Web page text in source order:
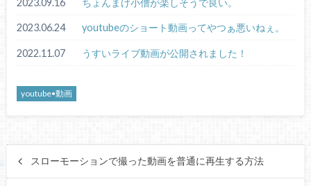
2023.06.24 youtubeのショート動画ってやつぁ悪いねぇ。
2022.11.07 うすいライブ動画が公開されました！
youtube•動画
スローモーションで撮った動画を普通に再生する方法